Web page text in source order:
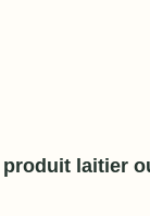
laitier